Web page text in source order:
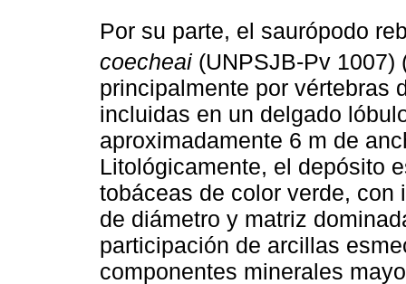
Por su parte, el saurópodo
coecheai (UNPSJB-Pv 1007)
principalmente por vértebras
incluidas en un delgado
aproximadamente 6 m de
Litológicamente, el depósito
tobáceas de color verde,
de diámetro y matriz
participación de arcillas
componentes minerales